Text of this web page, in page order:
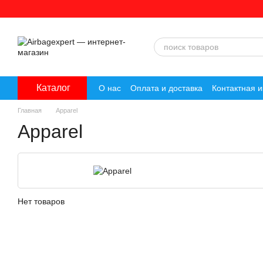
Каталог О нас Оплата и доставка Контактная
Главная Apparel
Apparel
Нет товаров